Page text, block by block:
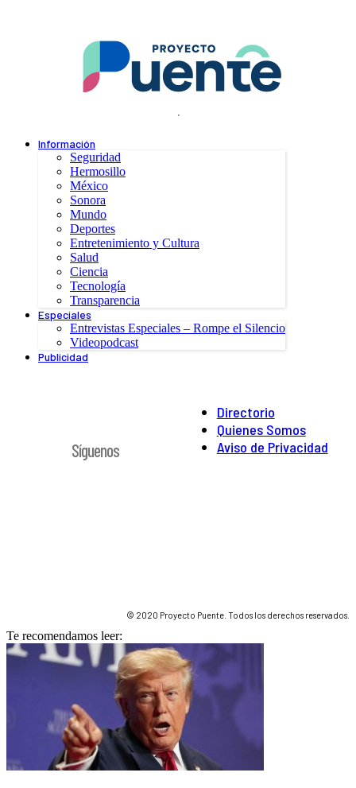
.
Información
Seguridad
Hermosillo
México
Sonora
Mundo
Deportes
Entretenimiento y Cultura
Salud
Ciencia
Tecnología
Transparencia
Especiales
Entrevistas Especiales – Rompe el Silencio
Videopodcast
Publicidad
Directorio
Quienes Somos
Aviso de Privacidad
Síguenos
© 2020 Proyecto Puente. Todos los derechos reservados.
Te recomendamos leer: